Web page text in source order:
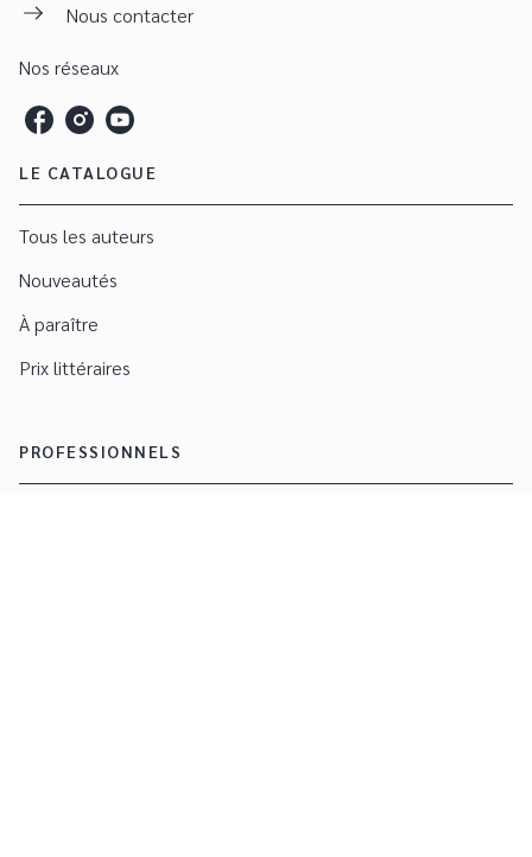
Nous contacter
Nos réseaux
LE CATALOGUE
Tous les auteurs
Nouveautés
À paraître
Prix littéraires
PROFESSIONNELS